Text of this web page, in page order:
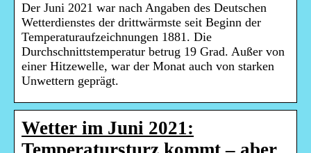
Der Juni 2021 war nach Angaben des Deutschen
Wetterdienstes der drittwärmste seit Beginn der
Temperaturaufzeichnungen 1881. Die
Durchschnittstemperatur betrug 19 Grad. Außer von
einer Hitzewelle, war der Monat auch von starken
Unwettern geprägt.
Wetter im Juni 2021: